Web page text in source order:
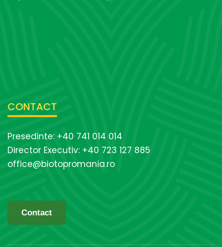
CONTACT
Presedinte: +40 741 014 014
Director Executiv: +40 723 127 885
office@biotopromania.ro
Contact